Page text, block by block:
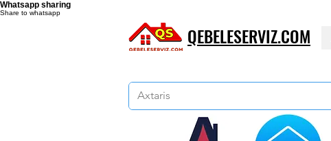
Whatsapp sharing
Share to whatsapp
QEBELESERVIZ.COM